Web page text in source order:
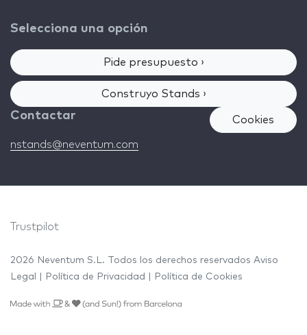
Selecciona una opción
Pide presupuesto ›
Construyo Stands ›
Contactar
nstands@neventum.com
Cookies
Trustpilot
2026 Neventum S.L. Todos los derechos reservados Aviso
Legal
Política de Privacidad Política de Cookies